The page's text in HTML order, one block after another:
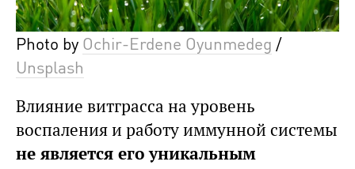
Photo by Ochir-Erdene Oyunmedeg /
Unsplash
Влияние витграсса на уровень
воспаления и работу иммунной системы
не является его уникальным